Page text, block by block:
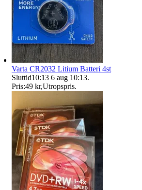
Varta CR2032 Litium Batteri 4st
Sluttid10:13 6 aug 10:13.
Pris:49 kr,Utropspris.